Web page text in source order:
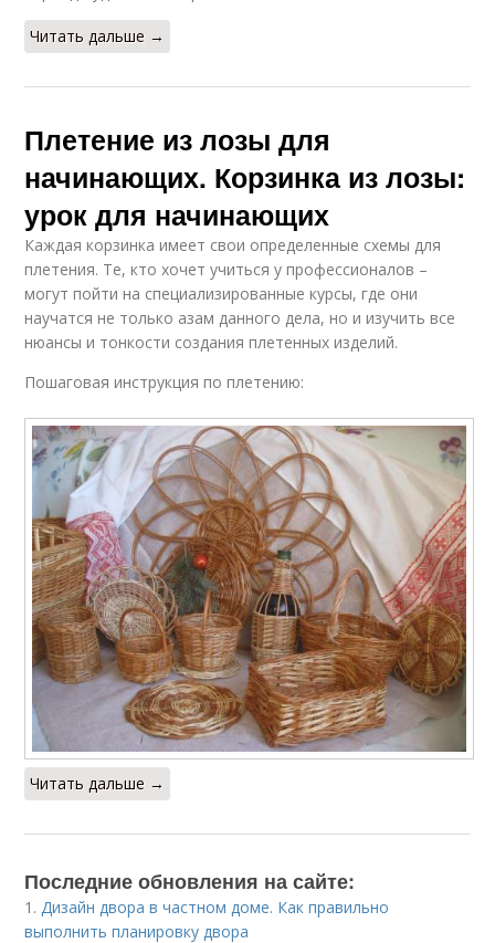
Читать дальше →
Плетение из лозы для
начинающих. Корзинка из лозы:
урок для начинающих
Каждая корзинка имеет свои определенные схемы для
плетения. Те, кто хочет учиться у профессионалов –
могут пойти на специализированные курсы, где они
научатся не только азам данного дела, но и изучить все
нюансы и тонкости создания плетенных изделий.
Пошаговая инструкция по плетению:
Читать дальше →
Последние обновления на сайте:
1. Дизайн двора в частном доме. Как правильно
выполнить планировку двора